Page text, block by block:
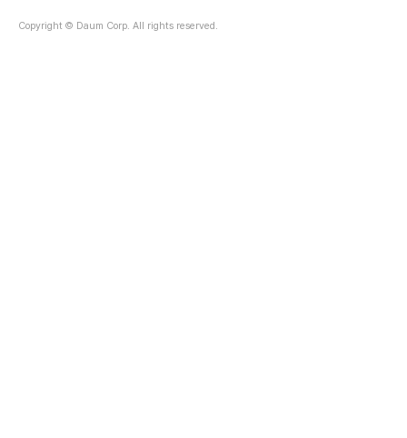
졌다. 한참 산토리니 정원을 뛰어다니는 개구쟁..
Copyright © Daum Corp. All rights reserved.